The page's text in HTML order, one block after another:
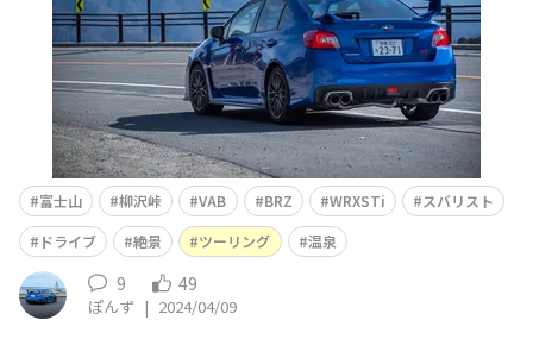
富士山 柳沢峠 VAB BRZ WRXSTi
スバリスト
ドライブ
絶景 ツーリング 温泉
9 49
ぽんず | 2024/04/09